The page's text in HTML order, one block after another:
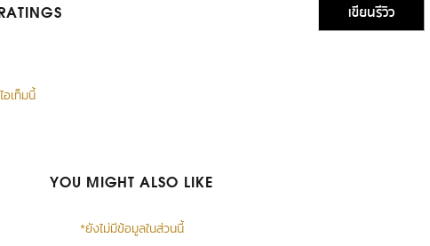
เขียนรีวิว
อเท็มนี้
YOU MIGHT ALSO LIKE
*ยังไม่มีข้อมูลในส่วนนี้